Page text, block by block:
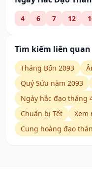
4 6 7 12
Tìm kiếm liên quan
Tháng Bốn 2093
Quý Sửu năm 2093
Ngày hắc đạo tháng
Chuẩn bị Tết
Xem
Cung hoàng đạo